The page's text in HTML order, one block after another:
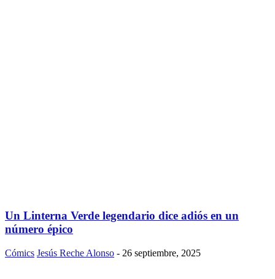
Un Linterna Verde legendario dice adiós en un
número épico
Cómics Jesús Reche Alonso - 26 septiembre, 2025